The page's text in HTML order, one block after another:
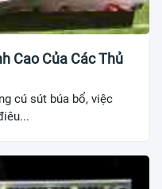
Cao Của Các Thủ
cú sút búa bổ, việc